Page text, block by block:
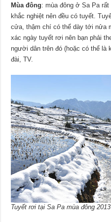
Mùa đông: mùa đông ở Sa Pa
khắc nghiệt nên đều có tuyết.
cửa, thậm chí có thể dày tới nửa
xác ngày tuyết rơi nên bạn phải
người dân trên đó (hoặc có thể là
đài, TV.
Tuyết rơi tại Sa Pa mùa đông